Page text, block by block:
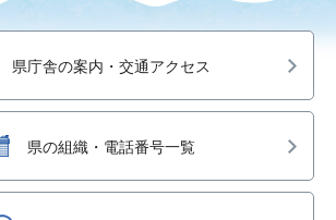
県庁舎の案内・交通アクセス
県の組織・電話番号一覧